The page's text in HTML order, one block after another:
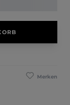
die
Merken
/ Sofort)